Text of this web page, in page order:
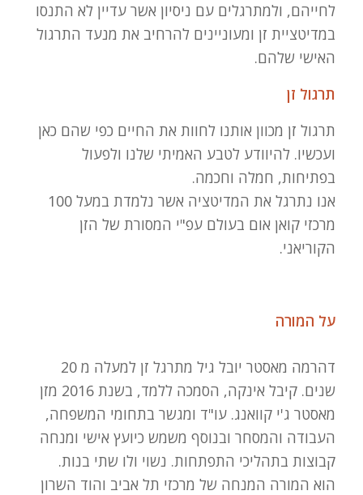
לחייהם, ולמתרגלים עם ניסיון אשר עדיין לא התנסו
במדיטציית זן ומעוניינים להרחיב את מנעד התרגול
האישי שלהם.
תרגול זן
תרגול זן מכוון אותנו לחוות את החיים כפי שהם כאן
ועכשיו. להיוודע לטבע האמיתי שלנו ולפעול
בפתיחות, חמלה וחכמה.
אנו נתרגל את המדיטציה אשר נלמדת במעל 100
מרכזי קואן אום בעולם עפ"י המסורת של הזן
הקוריאני.
על המורה
דהרמה מאסטר יובל גיל מתרגל זן למעלה מ 20
שנים. קיבל אינקה, הסמכה ללמד, בשנת 2016 מזן
מאסטר ג'י קוואנג. עו"ד ומגשר בתחומי המשפחה,
העבודה והמסחר ובנוסף משמש כיועץ אישי ומנחה
קבוצות בתהליכי התפתחות. נשוי ולו שתי בנות.
הוא המורה המנחה של מרכזי תל אביב והוד השרון